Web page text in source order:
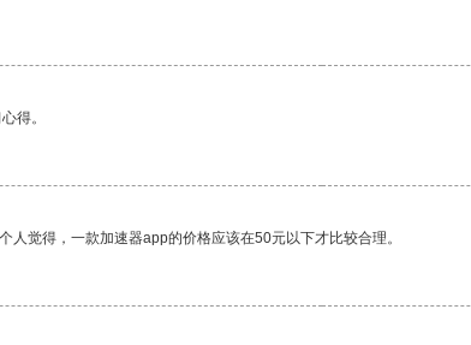
得。
觉得，一款加速器app的价格应该在50元以下才比较合理。